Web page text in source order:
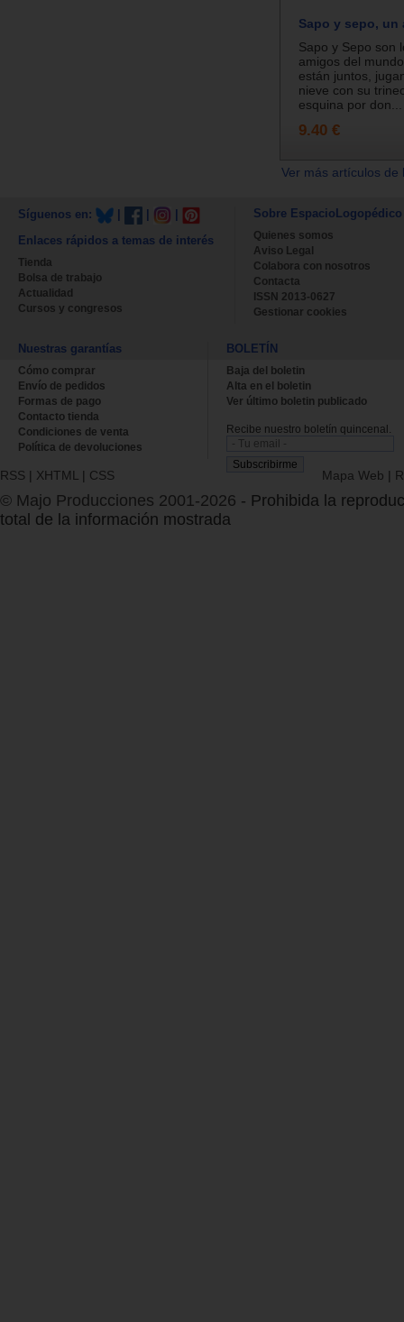
Sapo y sepo, un
Sapo y Sepo son
amigos del
están juntos,
nieve con su
esquina por don...
9.40 €
Ver más artículos
Síguenos en:
Enlaces rápidos a temas de interés
Tienda
Bolsa de trabajo
Actualidad
Cursos y congresos
Sobre EspacioLogopédico
Quienes somos
Aviso Legal
Colabora con nosotros
Contacta
ISSN 2013-0627
Gestionar cookies
Nuestras garantías
Cómo comprar
Envío de pedidos
Formas de pago
Contacto tienda
Condiciones de venta
Política de devoluciones
BOLETÍN
Baja del boletin
Alta en el boletin
Ver último boletin publicado
Recibe nuestro boletín quincenal.
RSS | XHTML | CSS Mapa Web |
© Majo Producciones 2001-2026 - Prohibida la
total de la información mostrada